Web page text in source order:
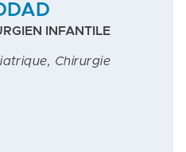
INFANTILE
Chirurgie